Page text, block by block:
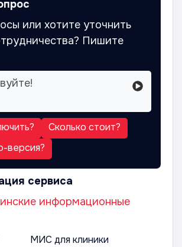
или хотите уточнить
Пишите
Сколько стоит?
версия?
сервиса
информационные
МИС для клиники